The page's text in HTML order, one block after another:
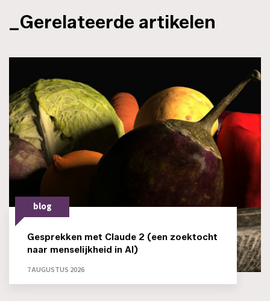
_Gerelateerde artikelen
blog
Gesprekken met Claude 2 (een zoektocht
naar menselijkheid in AI)
7 AUGUSTUS 2026